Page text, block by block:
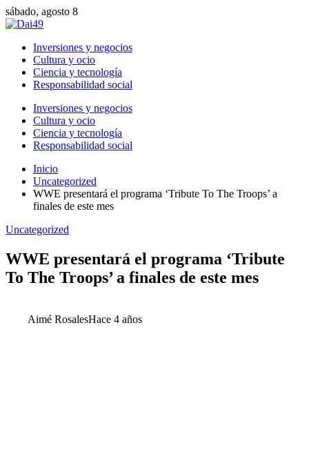
sábado, agosto 8
Inversiones y negocios
Cultura y ocio
Ciencia y tecnología
Responsabilidad social
Inversiones y negocios
Cultura y ocio
Ciencia y tecnología
Responsabilidad social
Inicio
Uncategorized
WWE presentará el programa ‘Tribute To The Troops’ a
finales de este mes
Uncategorized
WWE presentará el programa ‘Tribute
To The Troops’ a finales de este mes
Aimé RosalesHace 4 años